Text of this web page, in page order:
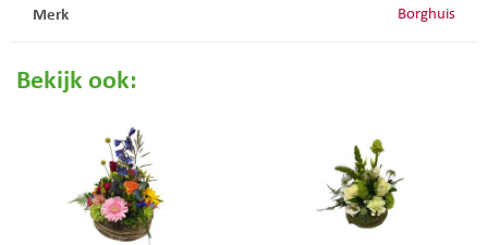
Merk Borghuis
Bekijk ook: